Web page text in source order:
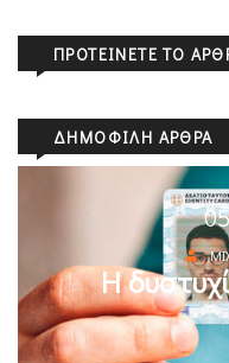
ΠΡΟΤΕΊΝΕΤΕ ΤΟ
ΔΗΜΟΦΙΛΉ ΆΡΘΡΑ
Η